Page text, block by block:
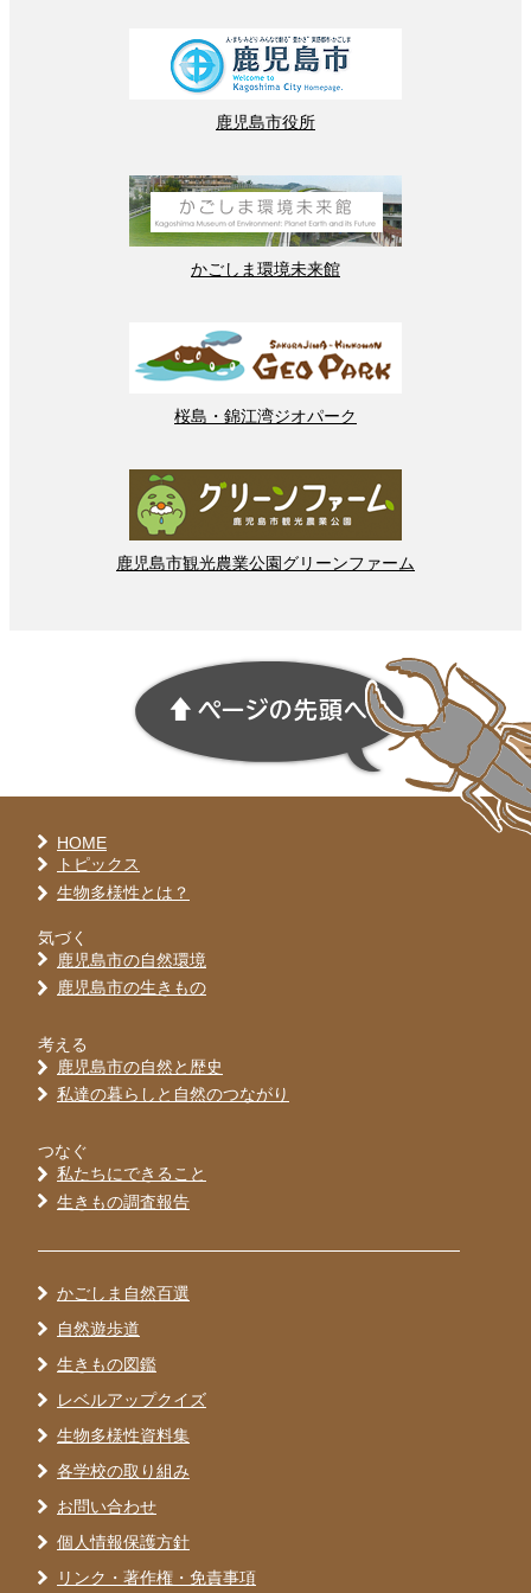
鹿児島市役所
かごしま 環境未来館
桜島 ・ 錦江湾ジオパーク
鹿児島市観光農業公園 グリーンファーム
HOME
トピックス
生物多様性とは？
気づく
鹿児島市の自然環境
鹿児島市の生きもの
考える
鹿児島市の自然と歴史
私達の暮らしと自然のつながり
つなぐ
私たちにできること
生きもの調査報告
かごしま自然百選
自然遊歩道
生きもの図鑑
レベルアップクイズ
生物多様性資料集
各学校の取り組み
お問い合わせ
個人情報保護方針
リンク・著作権・免責事項